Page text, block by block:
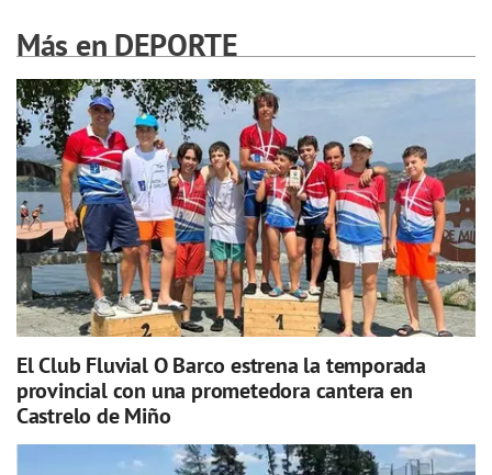
Más en DEPORTE
El Club Fluvial O Barco estrena la temporada
provincial con una prometedora cantera en
Castrelo de Miño